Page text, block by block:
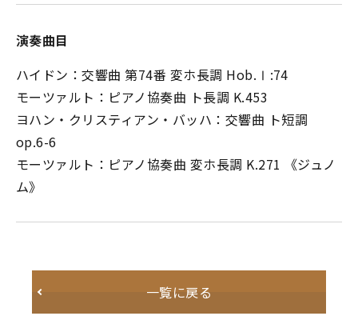
演奏曲目
ハイドン：交響曲 第74番 変ホ長調 Hob.Ⅰ:74
モーツァルト：ピアノ協奏曲 ト長調 K.453
ヨハン・クリスティアン・バッハ：交響曲 ト短調
op.6-6
モーツァルト：ピアノ協奏曲 変ホ長調 K.271 《ジュノ
ム》
一覧に戻る